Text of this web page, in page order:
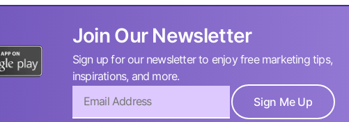
Join Our Newsletter
Sign up for our newsletter to enjoy free marketing tips,
inspirations, and more.
Sign Me Up